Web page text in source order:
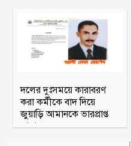
দলের দুঃসময়ে কারাবরণ
করা কর্মীকে বাদ দিয়ে
জুয়াড়ি আমানকে ভারপ্রাপ্ত
আহ্বায়ক